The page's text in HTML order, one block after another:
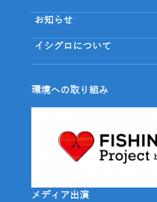
お知らせ
イシグロについて
環境への取り組み
メディア出演